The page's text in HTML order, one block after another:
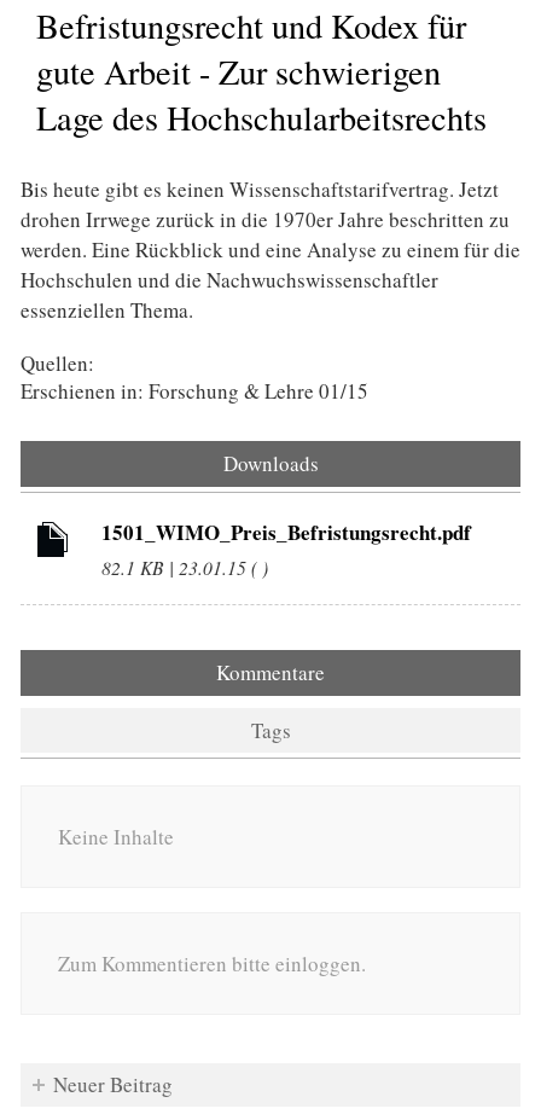
Befristungsrecht und Kodex für
gute Arbeit - Zur schwierigen
Lage des Hochschularbeitsrechts
Bis heute gibt es keinen Wissenschaftstarifvertrag. Jetzt
drohen Irrwege zurück in die 1970er Jahre beschritten zu
werden. Eine Rückblick und eine Analyse zu einem für die
Hochschulen und die Nachwuchswissenschaftler
essenziellen Thema.
Quellen:
Erschienen in: Forschung & Lehre 01/15
Downloads
1501_WIMO_Preis_Befristungsrecht.pdf
82.1 KB | 23.01.15 ( )
Kommentare
Tags
Keine Inhalte
Zum Kommentieren bitte einloggen.
Neuer Beitrag